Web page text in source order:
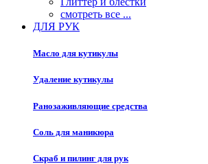
смотреть все ...
ДЛЯ РУК
Масло для кутикулы
Удаление кутикулы
Ранозаживляющие средства
Соль для маникюра
Скраб и пилинг для рук